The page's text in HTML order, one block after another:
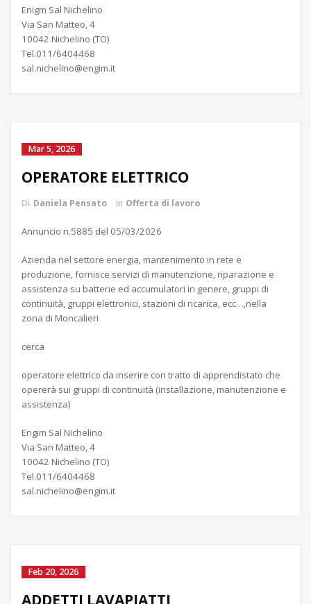
Enigm Sal Nichelino
Via San Matteo, 4
10042 Nichelino (TO)
Tel.011/6404468
sal.nichelino@engim.it
Mar 5, 2026
OPERATORE ELETTRICO
Di Daniela Pensato in Offerta di lavoro
Annuncio n.5885 del 05/03/2026
Azienda nel settore energia, mantenimento in rete e
produzione, fornisce servizi di manutenzione, riparazione e
assistenza su batterie ed accumulatori in genere, gruppi di
continuità, gruppi elettronici, stazioni di ricarica, ecc…,nella
zona di Moncalieri
cerca
operatore elettrico da inserire con tratto di apprendistato che
opererà sui gruppi di continuità (installazione, manutenzione e
assistenza)
Engim Sal Nichelino
Via San Matteo, 4
10042 Nichelino (TO)
Tel.011/6404468
sal.nichelino@engim.it
Feb 20, 2026
ADDETTI LAVAPIATTI